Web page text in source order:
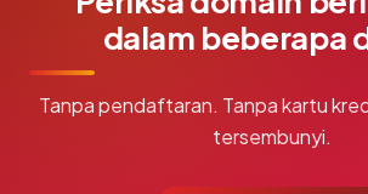
dalam beberapa
Tanpa pendaftaran. Tanpa kartu
tersembunyi.